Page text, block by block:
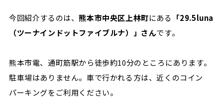
今回紹介するのは、熊本市中央区上林町にある 「29.5luna
（ツーナインドットファイブルナ）」さんです。
熊本市電、通町筋駅から徒歩約10分のところにあります。
駐車場はありません。車で行かれる方は、近くのコイン
パーキングをご利用ください。